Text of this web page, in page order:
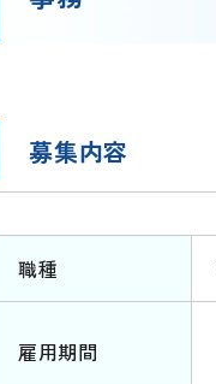
募集内容
職種
雇用期間